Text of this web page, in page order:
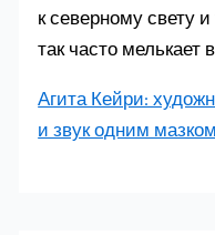
к северному свету
так часто мелькает
Агита Кейри:
и звук одним мазком